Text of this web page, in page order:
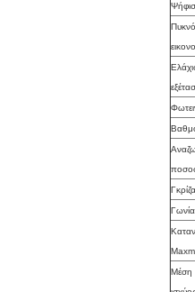
Μέση